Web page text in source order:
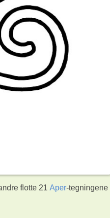
flotte 21Aper-tegningene